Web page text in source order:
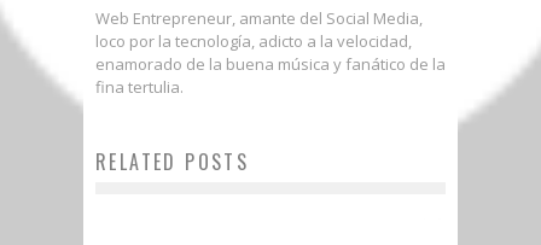
Web Entrepreneur, amante del Social Media,
loco por la tecnología, adicto a la velocidad,
enamorado de la buena música y fanático de la
fina tertulia.
RELATED POSTS